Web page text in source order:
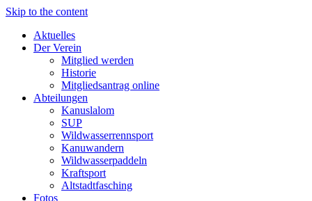
Skip to the content
Aktuelles
Der Verein
Mitglied werden
Historie
Mitgliedsantrag online
Abteilungen
Kanuslalom
SUP
Wildwasserrennsport
Kanuwandern
Wildwasserpaddeln
Kraftsport
Altstadtfasching
Fotos